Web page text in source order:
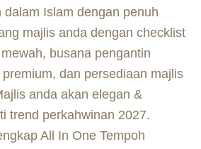
Islam dengan penuh
majlis anda dengan checklist
busana pengantin
dan persediaan majlis
anda akan elegan &
trend perkahwinan 2027.
All In One Tempoh